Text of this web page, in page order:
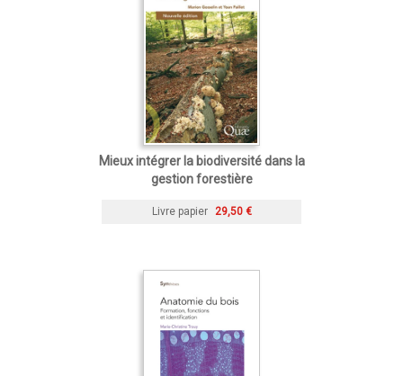
Mieux intégrer la biodiversité dans la
gestion forestière
Livre papier 29,50 €